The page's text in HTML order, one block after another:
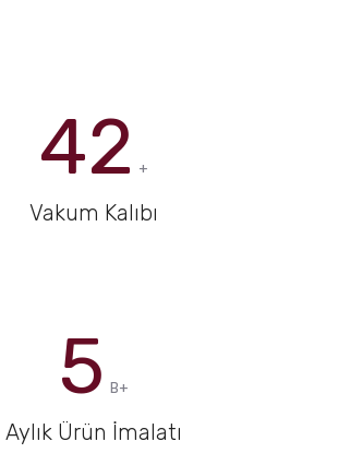
42 +
Vakum Kalıbı
5 B+
Aylık Ürün İmalatı